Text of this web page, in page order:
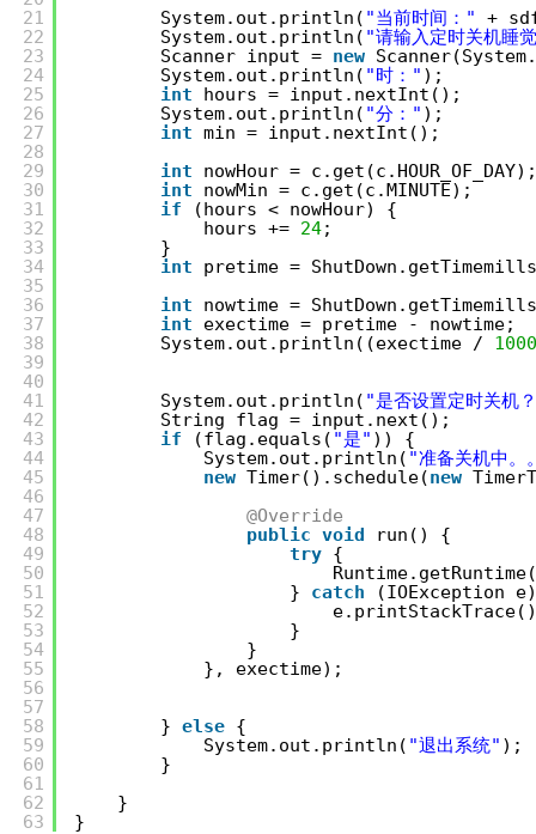
21
22
23
24
25
26
27
28
29
30
31
32
33
34
35
36
37
38
39
40
41
42
43
44
45
46
47
48
49
50
51
52
53
54
55
56
57
58
59
60
61
62
63
System.out.println( "当前时间："
+
System.out.println( "请输入定时关机睡
Scanner input = new
System.out.println( "时：" );
int
hours = input.nextInt();
System.out.println( "分：" );
int min = input.nextInt();
int
nowHour = c.get(c.HOUR_OF_DAY);
int
nowMin = c.get(c.MINUTE);
if
(hours < nowHour) {
hours += 24;
}
int
pretime =
int
nowtime =
int
exectime = pretime - nowtime;
System.out.println((exectime / 1000
System.out.println( "是否设置定时关
String flag = input.next();
if
(flag.equals( "是" )) {
System.out.println( "准备关机中。
new Timer().schedule(new
@Override
public void
run() {
try {
} catch
(IOException
}
}
}, exectime);
} else {
System.out.println( "退出系统" );
}
}
}